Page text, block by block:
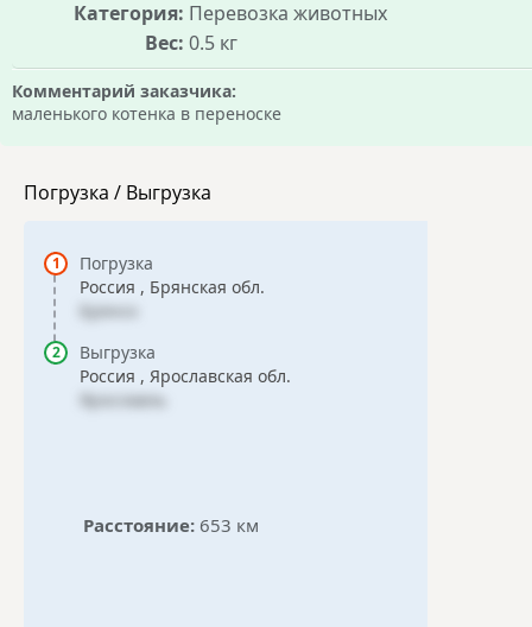
Категория: Перевозка животных
Вес: 0.5 кг
Комментарий заказчика:
маленького котенка в переноске
Погрузка / Выгрузка
Погрузка
Россия , Брянская обл.
Брянск
Выгрузка
Россия , Ярославская обл.
Ярославль
Расстояние: 653 км